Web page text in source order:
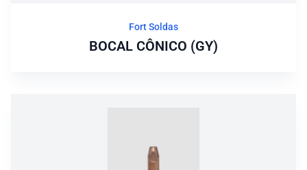
Fort Soldas
BOCAL CÔNICO (GY)